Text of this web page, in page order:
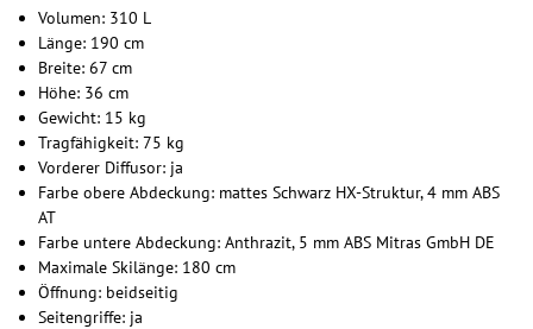
Volumen: 310 L
Länge: 190 cm
Breite: 67 cm
Höhe: 36 cm
Gewicht: 15 kg
Tragfähigkeit: 75 kg
Vorderer Diffusor: ja
Farbe obere Abdeckung: mattes Schwarz HX-Struktur, 4 mm ABS
AT
Farbe untere Abdeckung: Anthrazit, 5 mm ABS Mitras GmbH DE
Maximale Skilänge: 180 cm
Öffnung: beidseitig
Seitengriffe: ja